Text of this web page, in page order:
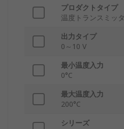
プロダクトタイプ
温度トランスミッタ
出力タイプ
0～10 V
最小温度入力
0°C
最大温度入力
200°C
シリーズ